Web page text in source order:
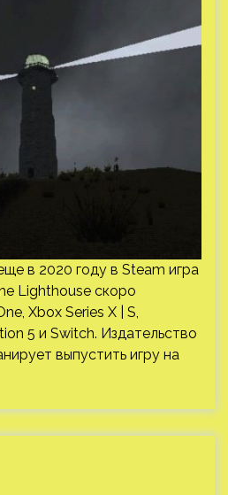
в 2020 году в Steam игра
Lighthouse скоро
Xbox Series X | S,
5 и Switch. Издательство
выпустить игру на